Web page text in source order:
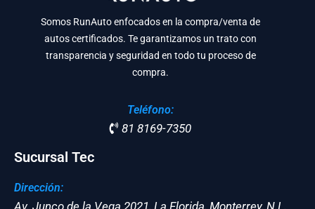
Somos RunAuto enfocados en la compra/venta de
autos certificados. Te garantizamos un trato con
transparencia y seguridad en todo tu proceso de
compra.
Teléfono:
81 8169-7350
Sucursal Tec
Dirección:
Av. Junco de la Vega 2021, La Florida, Monterrey, N.L.